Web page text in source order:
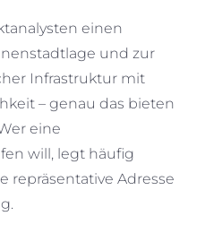
einen
und zur
Infrastruktur mit
– genau das bieten
eine
will, legt häufig
repräsentative Adresse